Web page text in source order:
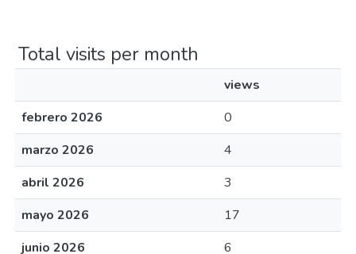
Total visits per month
views
febrero 2026
0
marzo 2026
4
abril 2026
3
mayo 2026
17
junio 2026
6